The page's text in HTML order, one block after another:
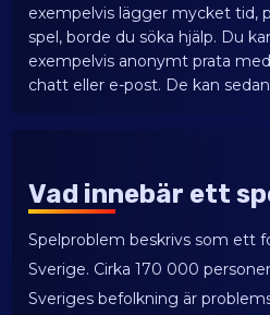
exempelvis lägger mycket tid,
spel, borde du söka hjälp. Du
exempelvis anonymt prata
chatt eller e-post. De kan
Vad innebär ett
Spelproblem beskrivs som ett
Sverige. Cirka 170 000
Sveriges befolkning är